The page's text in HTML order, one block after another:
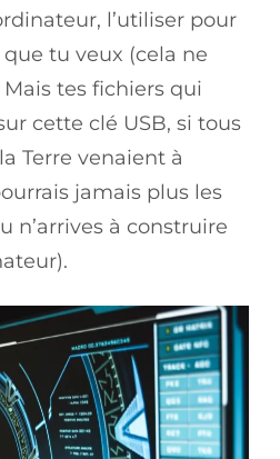
l’utiliser pour
tu veux (cela ne
tes fichiers qui
cette clé USB, si tous
Terre venaient à
jamais plus les
n’arrives à construire